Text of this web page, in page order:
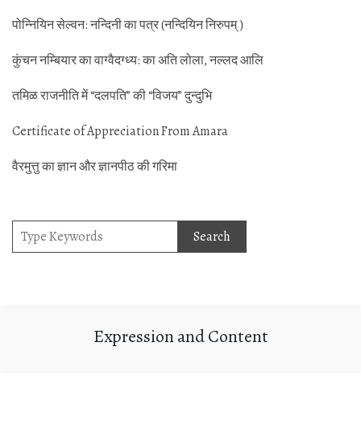
पोन्‍नियिन सेल्‍वन: नन्‍दिनी का पत्र (नन्‍दियिन निरुपम् )
कुंचन नम्‍बियार का वाग्‍वैदग्‍ध्‍य: का अति लोला, नल्‍लद आलि
तमिळ राजनीति में “दलपति” की “विजय” दुन्‍दुभि
Certificate of Appreciation From Amara
वैरमुत्तु का ज्ञान और ज्ञानपीठ की गर‍िमा
Expression and Content